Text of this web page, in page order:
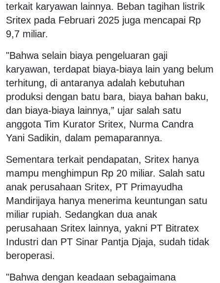
terkait karyawan lainnya. Beban tagihan listrik
Sritex pada Februari 2025 juga mencapai Rp
9,7 miliar.
"Bahwa selain biaya pengeluaran gaji
karyawan, terdapat biaya-biaya lain yang belum
terhitung, di antaranya adalah kebutuhan
produksi dengan batu bara, biaya bahan baku,
dan biaya-biaya lainnya,” ujar salah satu
anggota Tim Kurator Sritex, Nurma Candra
Yani Sadikin, dalam pemaparannya.
Sementara terkait pendapatan, Sritex hanya
mampu menghimpun Rp 20 miliar. Salah satu
anak perusahaan Sritex, PT Primayudha
Mandirijaya hanya menerima keuntungan satu
miliar rupiah. Sedangkan dua anak
perusahaan Sritex lainnya, yakni PT Bitratex
Industri dan PT Sinar Pantja Djaja, sudah tidak
beroperasi.
"Bahwa dengan keadaan sebagaimana